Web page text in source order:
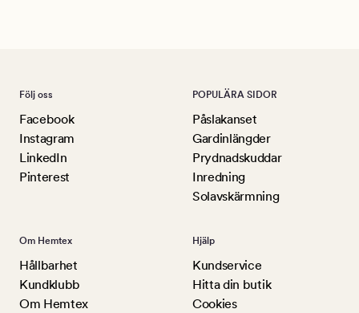
Följ oss
Facebook
Instagram
LinkedIn
Pinterest
POPULÄRA SIDOR
Påslakanset
Gardinlängder
Prydnadskuddar
Inredning
Solavskärmning
Om Hemtex
Hållbarhet
Kundklubb
Om Hemtex
Hjälp
Kundservice
Hitta din butik
Cookies